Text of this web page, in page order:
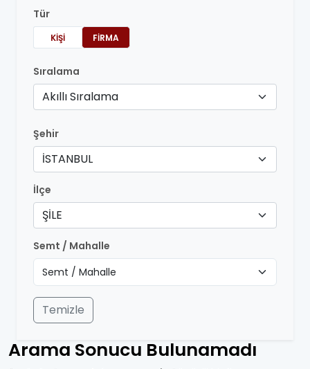
Tür
KIŞI FIRMA
Sıralama
Akıllı Sıralama
Şehir
İSTANBUL
İlçe
ŞİLE
Semt / Mahalle
Temizle
Arama Sonucu Bulunamadı